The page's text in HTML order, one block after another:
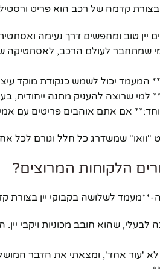
קדמה של רכב הוא פריט
יין טוב ומחפשים דרך נעימה
שמתחבר לעולם הרכב, לאסתטיקה
המעמד יכול לשמש כנקודת מוקד
למי שרוצה להעניק מתנה ייחודית,
אם אתם אוהבים פריטים עם
שמשדרג כל חלל וגורם לכל
הלקוחות המרוצים?
**מעמד לשלושה בקבוקי יין
שהוא חובב מכוניות ויקבי
'עוד אחד', ומצאתי את הדבר